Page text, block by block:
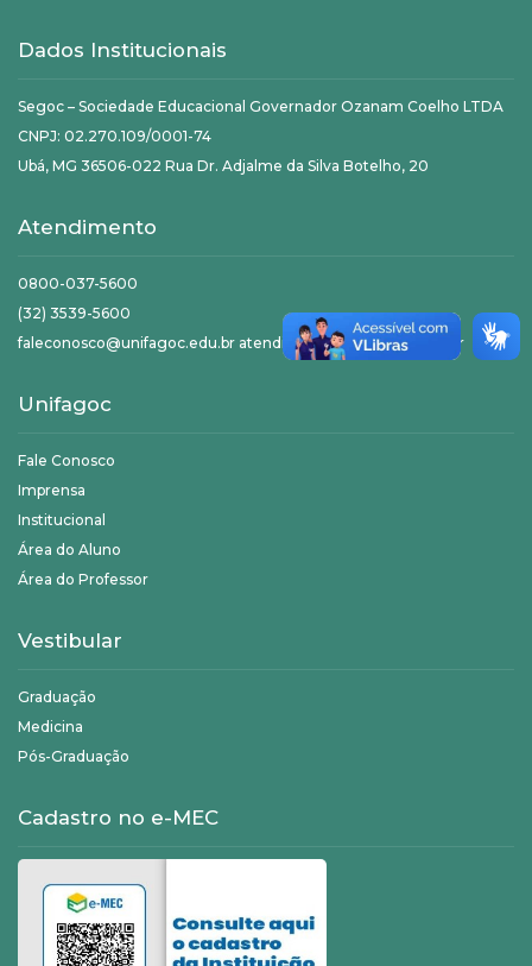
Dados Institucionais
Segoc – Sociedade Educacional Governador Ozanam Coelho LTDA
CNPJ: 02.270.109/0001-74
Ubá, MG 36506-022 Rua Dr. Adjalme da Silva Botelho, 20
Atendimento
0800-037-5600
(32) 3539-5600
faleconosco@unifagoc.edu.br atendimento@unifagoc.edu.br
Unifagoc
Fale Conosco
Imprensa
Institucional
Área do Aluno
Área do Professor
Vestibular
Graduação
Medicina
Pós-Graduação
Cadastro no e-MEC